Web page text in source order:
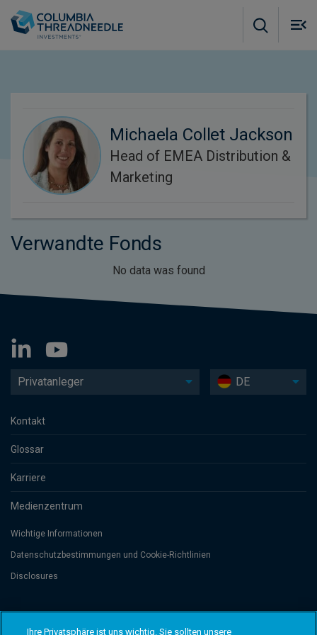
Michaela Collet Jackson
Head of EMEA Distribution &
Marketing
Verwandte Fonds
No data was found
Privatanleger DE
Kontakt
Glossar
Karriere
Medienzentrum
Wichtige Informationen
Datenschutzbesti­mmungen und Cookie-Richtlinien
Disclosures
de Commerce et des Sociétés (Luxembourg), No. B 110242 and/or
Ihre Privatsphäre ist uns wichtig. Sie sollten unsere